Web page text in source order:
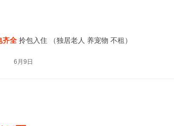
齐全 拎包入住 （独居老人 养宠物 不租）
6月9日